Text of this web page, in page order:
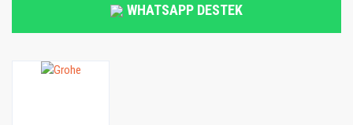
WHATSAPP DESTEK